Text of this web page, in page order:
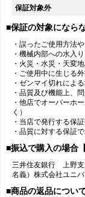
保証対象外
■保証の対象になら
・誤ったご使用方法
・機械内部への水入
・火災・水災・天変
・ご使用中に生じる
・ゼンマイ切れによ
・品質及び機能上、
・他店でオーバーホ
く）
・当店で発行する保
・品質に対する保証
■振込で購入の場合
三井住友銀行 上野
名義）株式会社ユニ
■商品の返品につい